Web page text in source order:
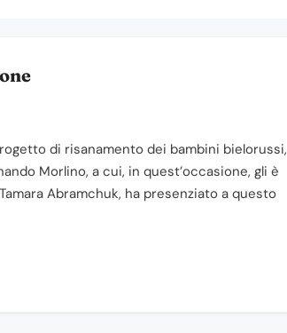
di risanamento dei bambini bielorussi,
Morlino, a cui, in quest’occasione, gli è
Abramchuk, ha presenziato a questo